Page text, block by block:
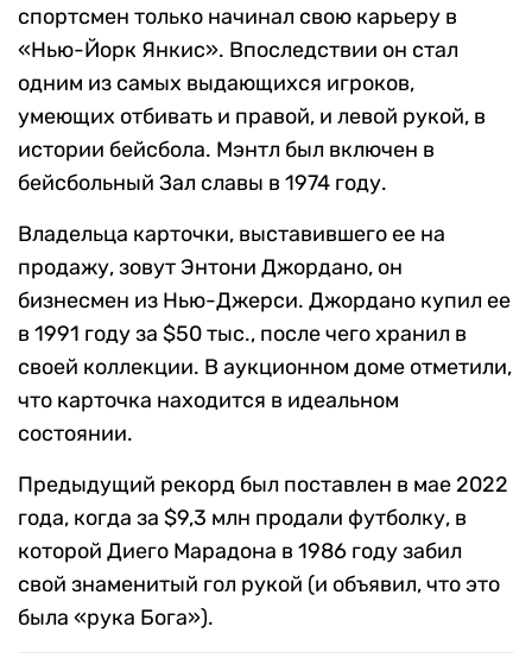
спортсмен только начинал свою карьеру в
«Нью-Йорк Янкис». Впоследствии он стал
одним из самых выдающихся игроков,
умеющих отбивать и правой, и левой рукой, в
истории бейсбола. Мэнтл был включен в
бейсбольный Зал славы в 1974 году.
Владельца карточки, выставившего ее на
продажу, зовут Энтони Джордано, он
бизнесмен из Нью-Джерси. Джордано купил ее
в 1991 году за $50 тыс., после чего хранил в
своей коллекции. В аукционном доме отметили,
что карточка находится в идеальном
состоянии.
Предыдущий рекорд был поставлен в мае 2022
года, когда за $9,3 млн продали футболку, в
которой Диего Марадона в 1986 году забил
свой знаменитый гол рукой (и объявил, что это
была «рука Бога»).